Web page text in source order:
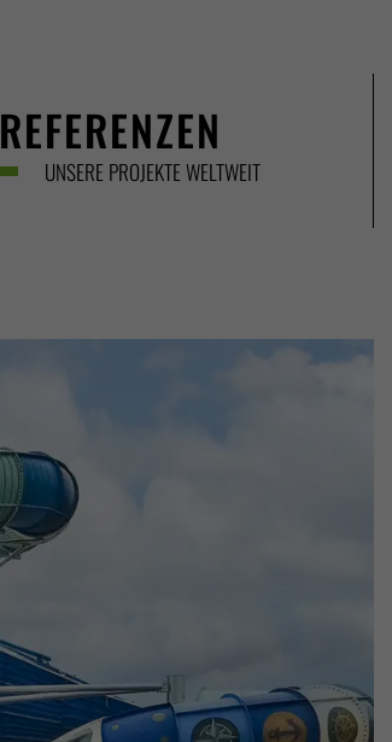
REFERENZEN
UNSERE PROJEKTE WELTWEIT